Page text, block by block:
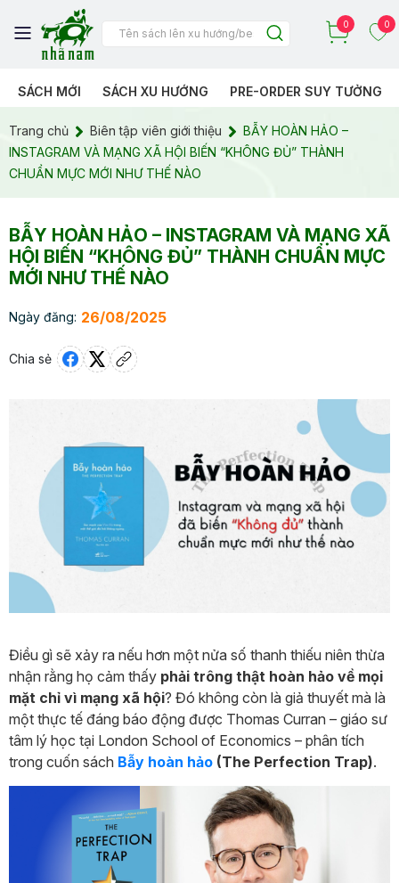
0 0
SÁCH MỚI SÁCH XU HƯỚNG PRE-ORDER SUY TƯỞNG
Trang chủ Biên tập viên giới thiệu
BẪY HOÀN HẢO –
INSTAGRAM VÀ MẠNG XÃ HỘI BIẾN “KHÔNG ĐỦ” THÀNH
CHUẨN MỰC MỚI NHƯ THẾ NÀO
BẪY HOÀN HẢO – INSTAGRAM VÀ MẠNG XÃ
HỘI BIẾN “KHÔNG ĐỦ” THÀNH CHUẨN MỰC
MỚI NHƯ THẾ NÀO
Ngày đăng: 26/08/2025
Chia sẻ
Điều gì sẽ xảy ra nếu hơn một nửa số thanh thiếu niên thừa
nhận rằng họ cảm thấy phải trông thật hoàn hảo về mọi
mặt chỉ vì mạng xã hội? Đó không còn là giả thuyết mà là
một thực tế đáng báo động được Thomas Curran – giáo sư
tâm lý học tại London School of Economics – phân tích
trong cuốn sách Bẫy hoàn hảo (The Perfection Trap).